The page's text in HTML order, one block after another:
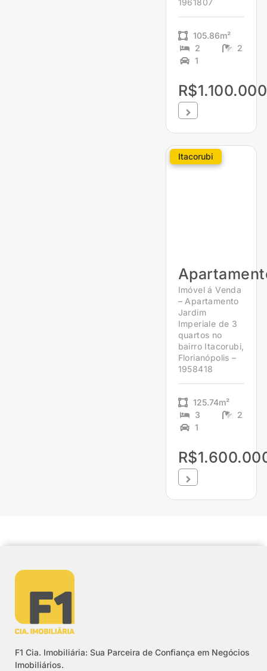
1961807
105.86m²
2
2
1
Itacorubi
Imóvel á Venda
– Apartamento
Jardim
Imperiale de 3
quartos no
bairro Itacorubi,
Florianópolis –
1958418
125.74m²
3
2
1
F1 Cia. Imobiliária: Sua Parceira de Confiança em Negócios
Imobiliários.